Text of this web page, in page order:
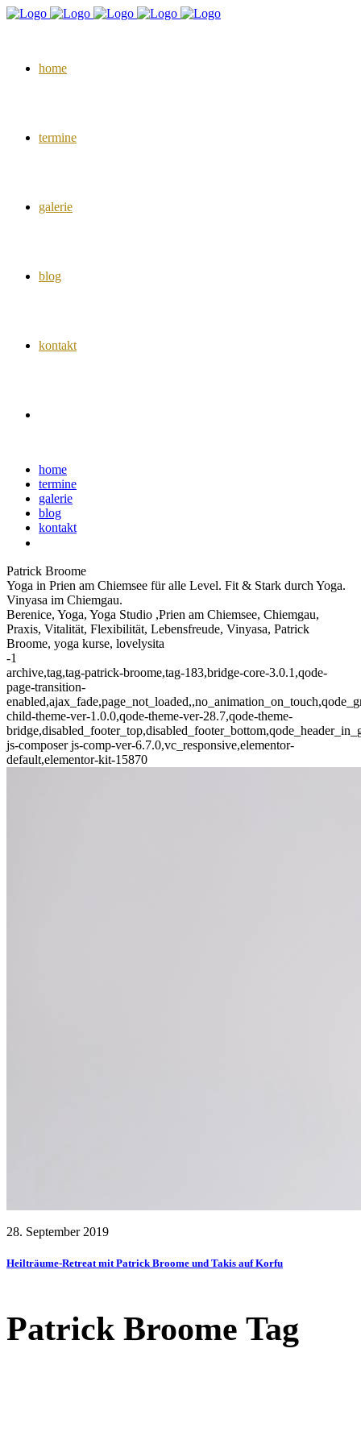
home
termine
galerie
blog
kontakt
home
termine
galerie
blog
kontakt
Patrick Broome
Yoga in Prien am Chiemsee für alle Level. Fit & Stark durch Yoga.
Vinyasa im Chiemgau.
Berenice, Yoga, Yoga Studio ,Prien am Chiemsee, Chiemgau,
Praxis, Vitalität, Flexibilität, Lebensfreude, Vinyasa, Patrick
Broome, yoga kurse, lovelysita
-1
archive,tag,tag-patrick-broome,tag-183,bridge-core-3.0.1,qode-
page-transition-
child-theme-ver-1.0.0,qode-theme-ver-28.7,qode-theme-
js-composer js-comp-ver-6.7.0,vc_responsive,elementor-
default,elementor-kit-15870
Patrick Broome Tag
28. September 2019
Heilträume-Retreat mit Patrick Broome und Takis auf Korfu